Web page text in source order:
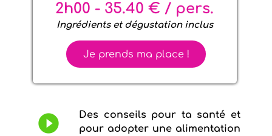
2h00 - 35.40 € / pers.
Ingrédients et dégustation inclus
Je prends ma place !
Des conseils pour ta santé et
pour adopter une alimentation
play_circle_filled